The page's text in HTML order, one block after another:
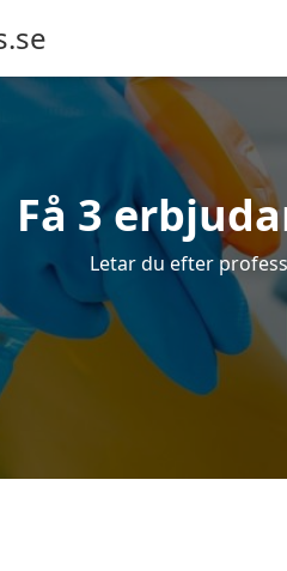
Få 3
Letar du efter